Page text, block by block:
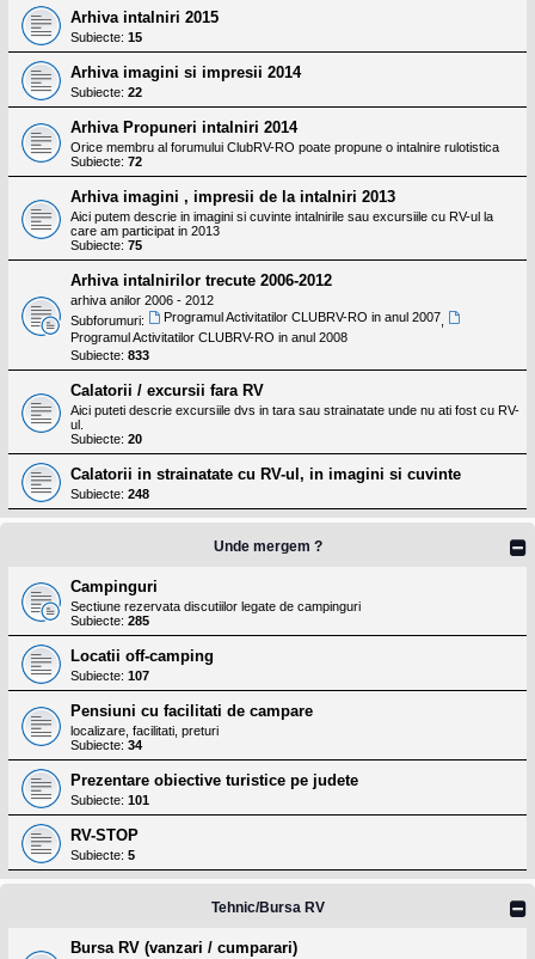
Arhiva intalniri 2015
Subiecte: 15
Arhiva imagini si impresii 2014
Subiecte: 22
Arhiva Propuneri intalniri 2014
Orice membru al forumului ClubRV-RO poate propune o intalnire rulotistica
Subiecte: 72
Arhiva imagini , impresii de la intalniri 2013
Aici putem descrie in imagini si cuvinte intalnirile sau excursiile cu RV-ul la
care am participat in 2013
Subiecte: 75
Arhiva intalnirilor trecute 2006-2012
arhiva anilor 2006 - 2012
Subforumuri:
Programul Activitatilor CLUBRV-RO in anul 2007
Programul Activitatilor CLUBRV-RO in anul 2008
Subiecte: 833
Calatorii / excursii fara RV
Aici puteti descrie excursiile dvs in tara sau strainatate unde nu ati fost cu RV-
ul.
Subiecte: 20
Calatorii in strainatate cu RV-ul, in imagini si cuvinte
Subiecte: 248
Unde mergem ?
Campinguri
Sectiune rezervata discutiilor legate de campinguri
Subiecte: 285
Locatii off-camping
Subiecte: 107
Pensiuni cu facilitati de campare
localizare, facilitati, preturi
Subiecte: 34
Prezentare obiective turistice pe judete
Subiecte: 101
RV-STOP
Subiecte: 5
Tehnic/Bursa RV
Bursa RV (vanzari / cumparari)